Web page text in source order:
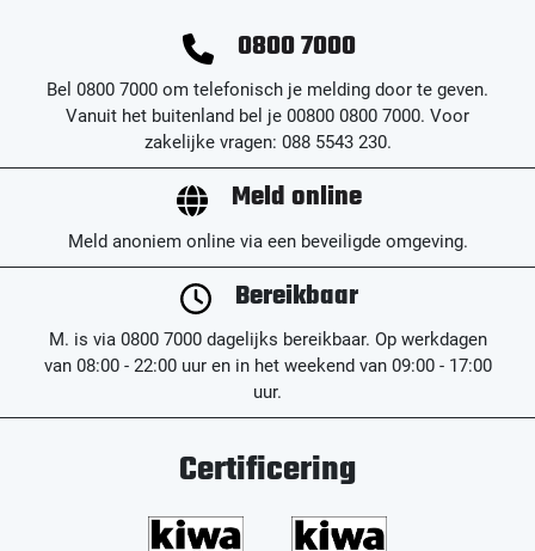
0800 7000
Bel 0800 7000 om telefonisch je melding door te geven.
Vanuit het buitenland bel je 00800 0800 7000. Voor
zakelijke vragen: 088 5543 230.
Meld online
Meld anoniem online via een beveiligde omgeving.
Bereikbaar
M. is via 0800 7000 dagelijks bereikbaar. Op werkdagen
van 08:00 - 22:00 uur en in het weekend van 09:00 - 17:00
uur.
Certificering